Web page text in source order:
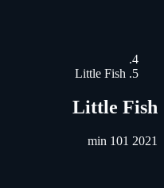
Little Fish
Little Fish
2021
101 min